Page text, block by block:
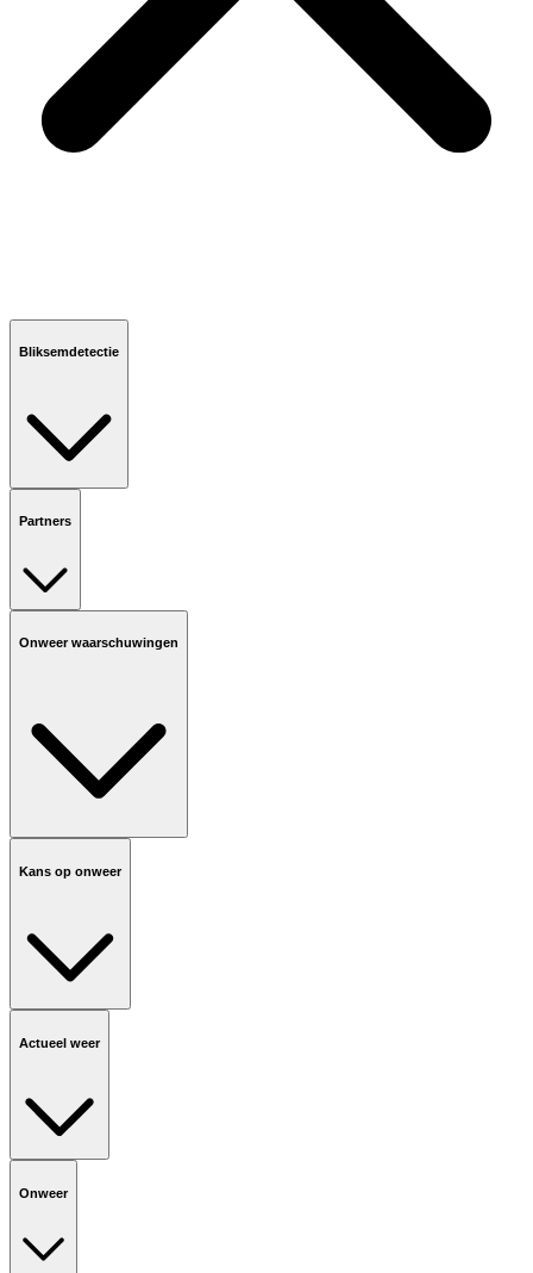
Bliksemdetectie
Partners
Onweer waarschuwingen
Kans op onweer
Actueel weer
Onweer